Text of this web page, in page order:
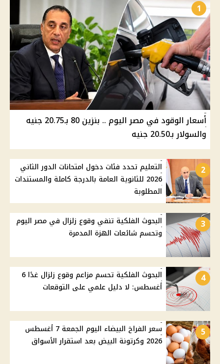
1
أسعار الوقود في مصر اليوم .. بنزين 80 بـ20.75 جنيه
والسولار بـ20.50 جنيه
2
التعليم تحدد فئات دخول امتحانات الدور الثاني
2026 للثانوية العامة بالدرجة كاملة والمستندات
المطلوبة
3
البحوث الفلكية تنفي وقوع زلزال في مصر اليوم
وتحسم شائعات الهزة المدمرة
4
البحوث الفلكية تحسم مزاعم وقوع زلزال غدًا 6
أغسطس: لا دليل علمي على التوقعات
5
سعر الفراخ البيضاء اليوم الجمعة 7 أغسطس
2026 وكرتونة البيض بعد استقرار الأسواق